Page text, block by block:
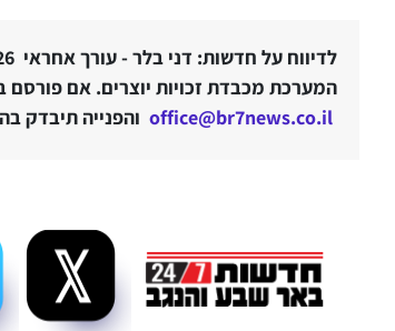
לדיווח על חדשות: דני בלר - עורך אחראי 052-2394026 |
המערכת מכבדת זכויות יוצרים. אם פורסם
office@br7news.co.il והפנייה תיבדק